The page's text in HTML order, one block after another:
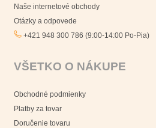
Naše internetové obchody
Otázky a odpovede
+421 948 300 786 (9:00-14:00 Po-Pia)
VŠETKO O NÁKUPE
Obchodné podmienky
Platby za tovar
Doručenie tovaru